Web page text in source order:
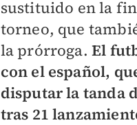
sustituido en la
torneo, que
la prórroga.El
con el español,
disputar la tanda
tras 21